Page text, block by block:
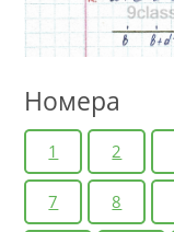
Номера
1 2
7 8